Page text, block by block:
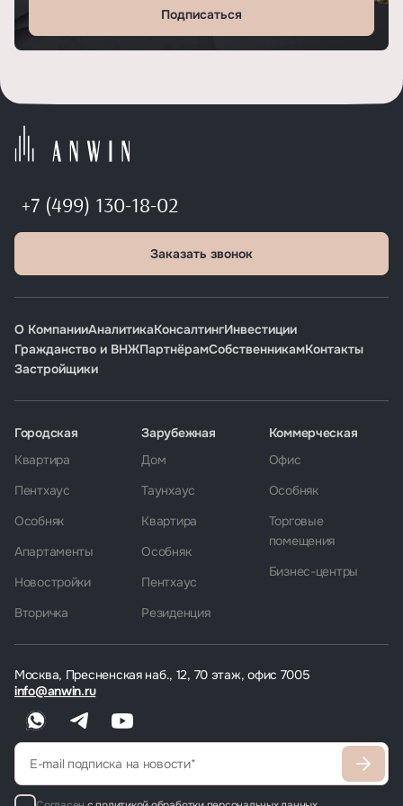
Подписаться
+7 (499) 130-18-02
Заказать звонок
О КомпанииАналитикаКонсалтингИнвестиции
Гражданство и ВНЖПартнёрамСобственникамКонтакты
Застройщики
Москва, Пресненская наб., 12, 70 этаж, офис 7005
info@anwin.ru
Городская
Квартира
Пентхаус
Особняк
Апартаменты
Новостройки
Вторичка
Зарубежная
Дом
Таунхаус
Квартира
Особняк
Пентхаус
Резиденция
Коммерческая
Офис
Особняк
Торговые
помещения
Бизнес-центры